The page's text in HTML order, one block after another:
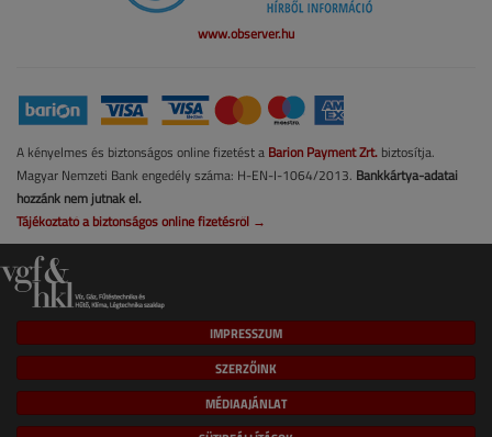
www.observer.hu
A kényelmes és biztonságos online fizetést a Barion Payment Zrt. biztosítja.
Magyar Nemzeti Bank engedély száma: H-EN-I-1064/2013. Bankkártya-adatai
hozzánk nem jutnak el.
Tájékoztató a biztonságos online fizetésről →
IMPRESSZUM
SZERZŐINK
MÉDIAAJÁNLAT